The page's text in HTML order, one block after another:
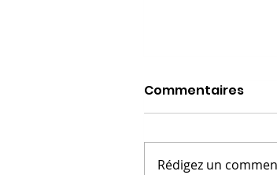
Commentaires
Rédigez un